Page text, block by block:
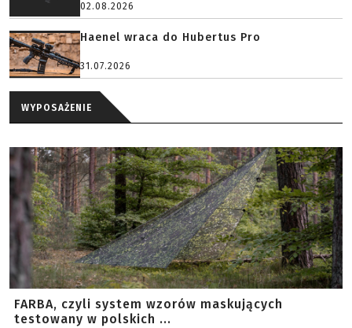
02.08.2026
Haenel wraca do Hubertus Pro
31.07.2026
WYPOSAŻENIE
FARBA, czyli system wzorów maskujących
testowany w polskich ...